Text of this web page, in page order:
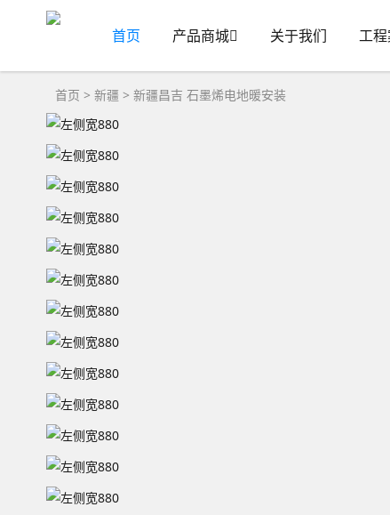
首页 产品商城 关于我们 工
首页 > 新疆 > 新疆昌吉 石墨烯电地暖安装